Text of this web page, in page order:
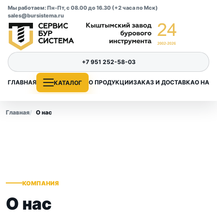
Мы работаем: Пн-Пт, с 08.00 до 16.30 (+2 часа по Мск)
sales@bursistema.ru
ГЛАВНАЯ КАТАЛОГ О ПРОДУКЦИИЗАКАЗ И ДОСТАВКАО НАС
+7 951 252-58-03
Главная О нас
КОМПАНИЯ
О нас